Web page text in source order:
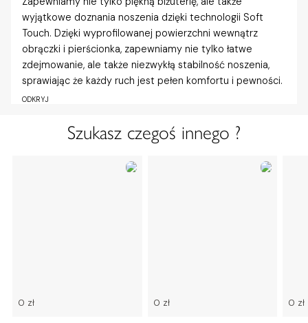
wyjątkowe doznania noszenia dzięki technologii Soft
Touch. Dzięki wyprofilowanej powierzchni wewnątrz
obrączki i pierścionka, zapewniamy nie tylko łatwe
zdejmowanie, ale także niezwykłą stabilność noszenia,
sprawiając że każdy ruch jest pełen komfortu i pewności.
ODKRYJ
Szukasz czegoś innego ?
0 zł 0 zł 0 zł